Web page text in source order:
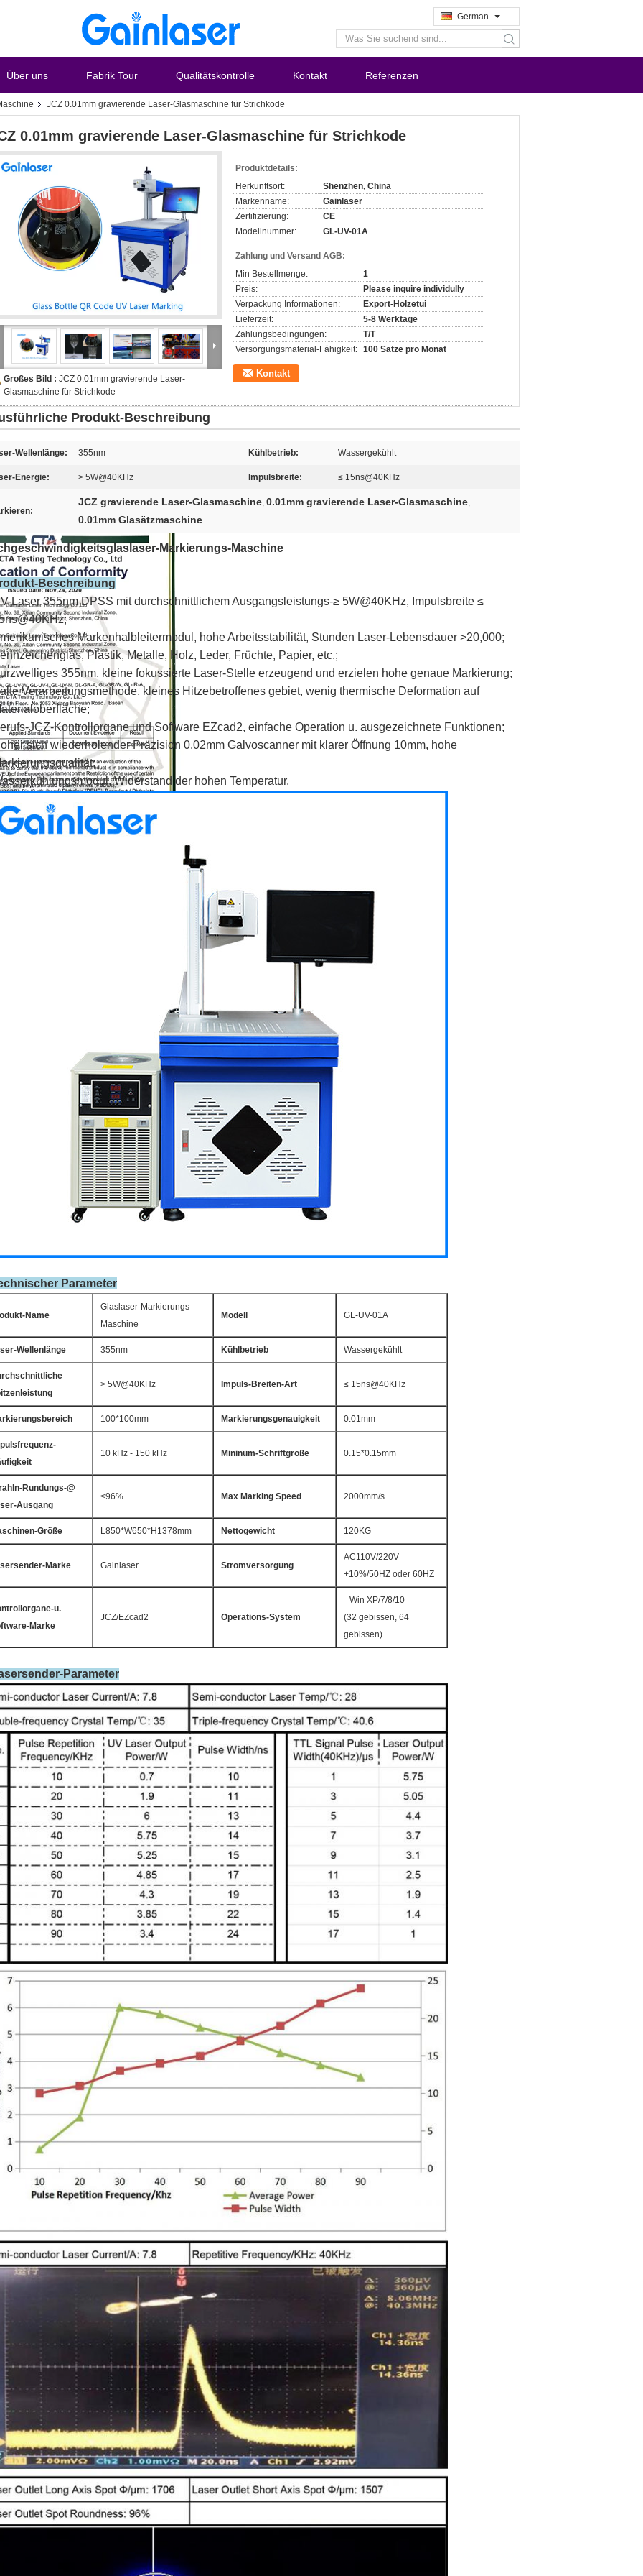
German
search
Über uns Fabrik Tour Qualitätskontrolle Kontakt Referenzen
JCZ 0.01mm gravierende Laser-Glasmaschine für Strichkode
0.01mm gravierende Laser-Glasmaschine für Strichkode
Großes Bild : JCZ 0.01mm gravierende Laser-
Glasmaschine für Strichkode
Produktdetails:
Herkunftsort:
Shenzhen, China
Markenname:
Gainlaser
Zertifizierung:
CE
Modellnummer:
GL-UV-01A
Zahlung und Versand AGB:
Min Bestellmenge:
1
Preis:
Please inquire individully
Verpackung Informationen:
Export-Holzetui
Lieferzeit:
5-8 Werktage
Zahlungsbedingungen:
T/T
Versorgungsmaterial-Fähigkeit: 100 Sätze pro Monat
Kontakt
Produkt-Beschreibung
Wellenlänge: 355nm Kühlbetrieb: Wassergekühlt
Energie: > 5W@40KHz Impulsbreite: ≤ 15ns@40KHz
JCZ gravierende Laser-Glasmaschine, 0.01mm gravierende Laser-Glasmaschine,
0.01mm Glasätzmaschine
Markierungs-Maschine
Beschreibung
Laser 355nm DPSS mit durchschnittlichem Ausgangsleistungs-≥ 5W@40KHz, Impulsbreite ≤
Markenhalbleitermodul, hohe Arbeitsstabilität, Stunden Laser-Lebensdauer >20,000;
Plastik, Metalle, Holz, Leder, Früchte, Papier, etc.;
355nm, kleine fokussierte Laser-Stelle erzeugend und erzielen hohe genaue Markierung;
Verarbeitungsmethode, kleines Hitzebetroffenes gebiet, wenig thermische Deformation auf
JCZ-Kontrollorgane und Software EZcad2, einfache Operation u. ausgezeichnete Funktionen;
sich wiederholender Präzision 0.02mm Galvoscanner mit klarer Öffnung 10mm, hohe
Widerstand der hohen Temperatur.
Parameter
Name
Glaslaser-Markierungs-
Maschine
Modell GL-UV-01A
Wellenlänge 355nm Kühlbetrieb Wassergekühlt
> 5W@40KHz Impuls-Breiten-Art ≤ 15ns@40KHz
100*100mm Markierungsgenauigkeit 0.01mm
10 kHz - 150 kHz Mininum-Schriftgröße 0.15*0.15mm
Rundungs-@
Ausgang
≤96% Max Marking Speed 2000mm/s
Größe L850*W650*H1378mm Nettogewicht 120KG
Marke Gainlaser Stromversorgung
AC110V/220V
+10%/50HZ oder 60HZ
u.
Marke
JCZ/EZcad2 Operations-System
Win XP/7/8/10
(32 gebissen, 64
gebissen)
Parameter